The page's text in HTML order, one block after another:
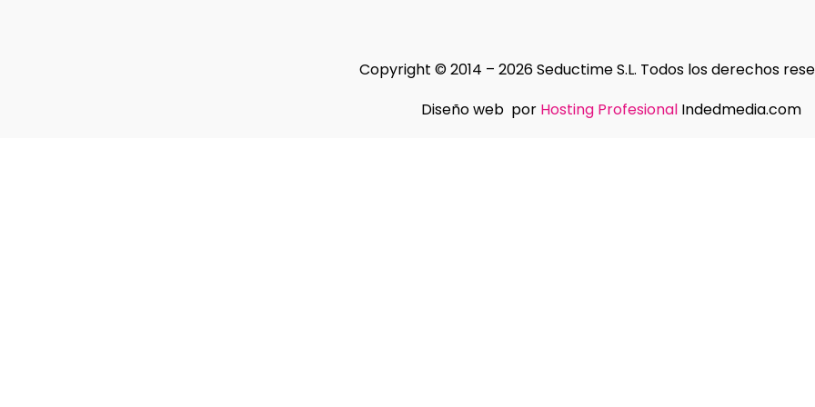
Copyright © 2014 – 2026 Seductime S.L. Todos los derechos
Diseño web por Hosting Profesional Indedmedia.com